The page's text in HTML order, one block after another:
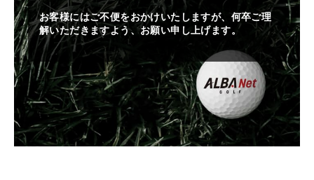
お客様にはご不便をおかけいたしますが、何卒ご理
解いただきますよう、お願い申し上げます。